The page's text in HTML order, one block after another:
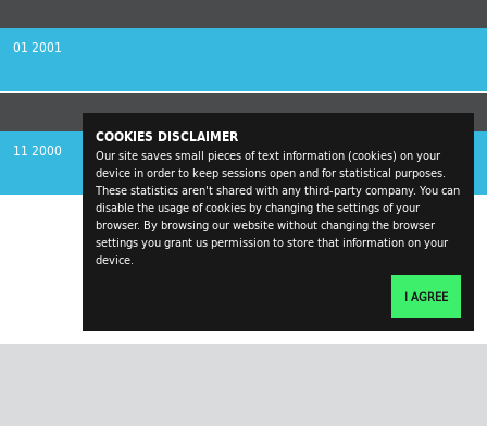
COOKIES DISCLAIMER
Our site saves small pieces of text information (cookies) on your
device in order to keep sessions open and for statistical purposes.
These statistics aren't shared with any third-party company. You can
disable the usage of cookies by changing the settings of your
browser. By browsing our website without changing the browser
settings you grant us permission to store that information on your
device.
I AGREE
01 2001
11 2000